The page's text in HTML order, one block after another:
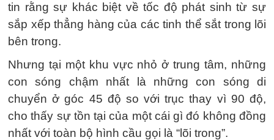
tin rằng sự khác biệt về tốc độ phát sinh từ sự
sắp xếp thẳng hàng của các tinh thể sắt trong lõi
bên trong.
Nhưng tại một khu vực nhỏ ở trung tâm, những
con sóng chậm nhất là những con sóng di
chuyển ở góc 45 độ so với trục thay vì 90 độ,
cho thấy sự tồn tại của một cái gì đó không đồng
nhất với toàn bộ hình cầu gọi là “lõi trong”.